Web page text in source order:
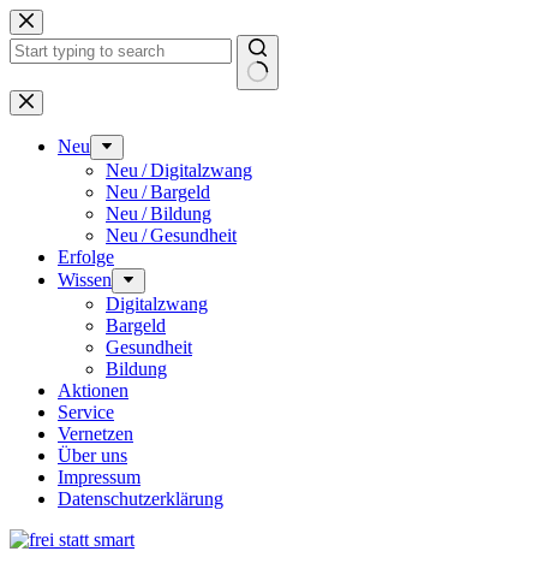
Zum
Inhalt
springen
Keine
Ergebnisse
Neu
Neu / Digitalzwang
Neu / Bargeld
Neu / Bildung
Neu / Gesundheit
Erfolge
Wissen
Digitalzwang
Bargeld
Gesundheit
Bildung
Aktionen
Service
Vernetzen
Über uns
Impressum
Datenschutz­erklärung